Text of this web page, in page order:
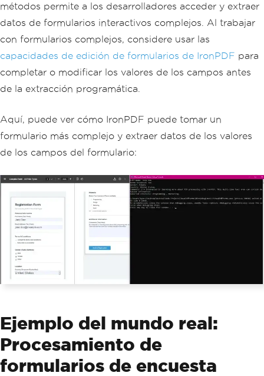
erests_"));
// Collect checked interests
ist<string>();
foreach
(var field in interestFields)
if
(field.Value == "Yes" )
// chec
kboxes are "Yes" if checked
rom the field name
string interestName = field .Na
        selectedInterests
}
métodos permite a los desarrolladores acceder y extraer
datos de formularios interactivos complejos. Al trabajar
con formularios complejos, considere usar las
capacidades de edición de formularios de IronPDF para
completar o modificar los valores de los campos antes
de la extracción programática.
Aquí, puede ver cómo IronPDF puede tomar un
formulario más complejo y extraer datos de los valores
de los campos del formulario:
Ejemplo del mundo real:
Procesamiento de
formularios de encuesta